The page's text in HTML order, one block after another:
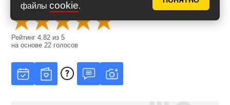
файлы cookie.
Рейтинг4.82 из5
на основе22 голосов